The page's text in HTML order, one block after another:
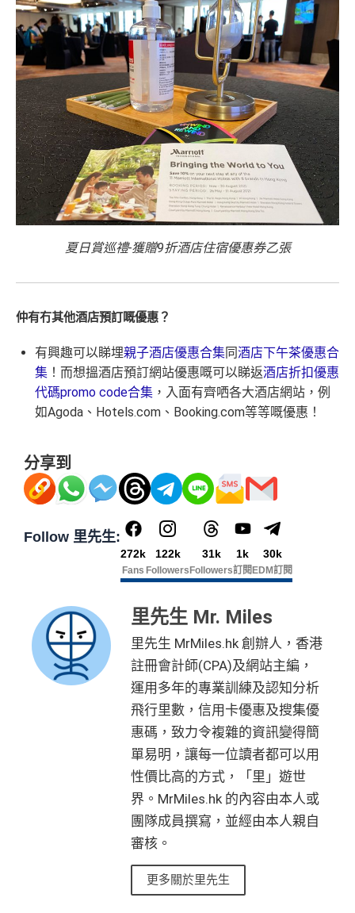
以上加總，迎新有 760,000 AE積分(相等於42,222里數)+H
K$50簽賬回贈，獎賞由AE直接存入。同埋有88里賞金#
(由里先生派出)， 獎賞將於簽賬後16星期或以內存入卡會
員之基本卡的美國運通積分計劃戶口內。
新客戶立即申請：MrMiles.hk/ae-charge-
application/
現有客戶立即申請： MrMiles.hk/ae-charg
e-apply/
（記得揀返想要嘅迎新連結申請，一經申請無得更改。如
果用 iPhone/Mac的話會可能有Adblock，建議你改返啲S
可以無限次入全球AE Lounge(The Centurion Lounge)
及 免費帶多1個同伴入，除香港機場外其他The Centuri
on Lounges位於美國
全年全家旅遊保險！
送1張無限次入全球airport VIP lounge既Priority Pass
俾你，最新Policy仲打以拎嚟帶多1個guest入
(FHR)識玩又夠運嘅住品牌酒店平過官網不但止仲有
得upgrade套房，免費早餐，Late check out等等benefit
a Miles/ Avios/ KrisFlyer/Marriott Bonvoy/Hilton Hono
rs Points 等等
AE緊急家居及汽車支援服務
酒店Elite會籍，Hilton金卡入住送早餐
美心美膳會2-3人星期一至四食有六折
星期五係百老匯、PALACE或AMC睇戲買
一送一或其他日子享有8折優惠
AE購物保障：延長一年保障
高達HK$9,000奢華酒店回贈
AE白金卡香港足球會HKFC禮遇
亞洲50+指定高爾夫球會免費果嶺費
信和酒店優惠：會送住宿禮券，信和酒店及遠東酒店
集團第二晚免費住宿
夏日賞巡禮-獲贈9折酒店住宿優惠券乙張
仲有冇其他酒店預訂嘅優惠？
有興趣可以睇埋親子酒店優惠合集同酒店下午茶優惠合
集 ！而想搵酒店預訂網站優惠嘅可以睇返酒店折扣優惠
代碼promo code合集 ，入面有齊哂各大酒店網站，例
如Agoda 、 Hotels.com 、 Booking.com等等嘅優惠！
分享到
Follow 里先生:
272k
Fans
122k
Followers
31k
Followers
1k
訂閱
30k
EDM訂閱
里先生 Mr. Miles
里先生 MrMiles.hk 創辦人，香港
註冊會計師(CPA)及網站主編，
運用多年的專業訓練及認知分析
飛行里數，信用卡優惠及搜集優
惠碼，致力令複雜的資訊變得簡
單易明，讓每一位讀者都可以用
性價比高的方式，「里」遊世
界。MrMiles.hk 的內容由本人或
團隊成員撰寫，並經由本人親自
審核。
更多關於里先生